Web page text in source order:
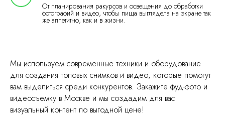
От планирования ракурсов и освещения до обработки
фотографий и видео, чтобы пища выглядела на экране так
же аппетитно, как и в жизни.
Мы используем современные техники и оборудование
для создания топовых снимков и видео, которые помогут
вам выделиться среди конкурентов. Закажите фуд-фото и
видеосъемку в Москве и мы создадим для вас
визуальный контент по выгодной цене!